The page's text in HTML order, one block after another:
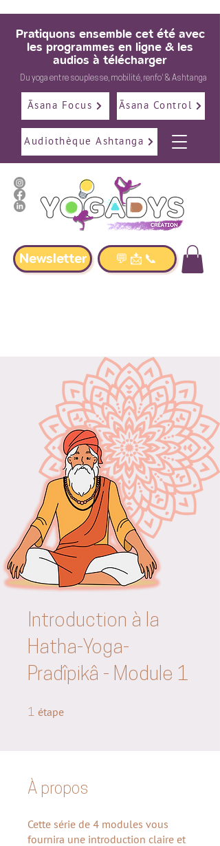
Pratiquons ensemble cet été avec
les programmes en ligne & les
audios à télécharger
Du yoga entre souplesse, mobilité, renfo' &Ashtanga
Āsana Focus Āsana Control
Audiothèque Ashtanga
Newsletter 💬📩📞
Introduction à la
Hatha-Yoga-
Pradîpikâ - Module 1
1 étape
À propos
Cette série de 4 modules vous
fournira une introduction claire et